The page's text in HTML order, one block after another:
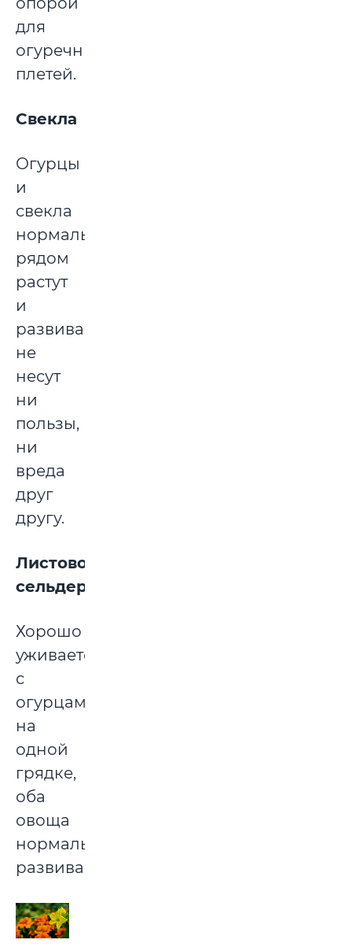
для
огуречных
плетей.
Свекла
Огурцы
и
свекла
нормально
рядом
растут
и
развиваются,
не
несут
ни
пользы,
ни
вреда
друг
другу.
Листовой
сельдерей
Хорошо
уживается
с
огурцами
на
одной
грядке,
оба
овоща
нормально
развиваются.